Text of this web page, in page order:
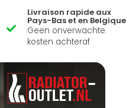
Livraison rapide aux
Pays-Bas et en Belgique
Geen onverwachte
kosten achteraf